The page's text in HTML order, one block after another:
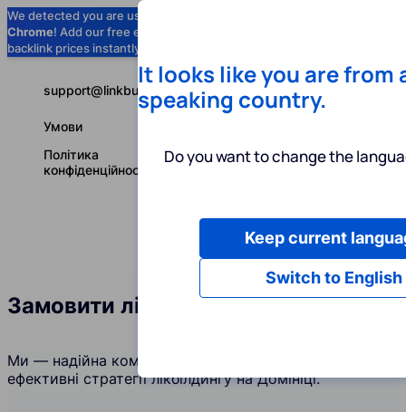
We detected you are using
Chrome! Add our free extension to check
backlink prices instantly as you browse.
Послуги
Українська
support@linkbuilder.com
Умови
Політика
конфіденційності
Замовити лінкбілдинг на Домініці
Ми — надійна компанія, яка створює та підтримує
ефективні стратегії лікбілдингу на Домініці.
It looks like you are from
speaking country.
Do you want to change the
Switch to English
Keep current